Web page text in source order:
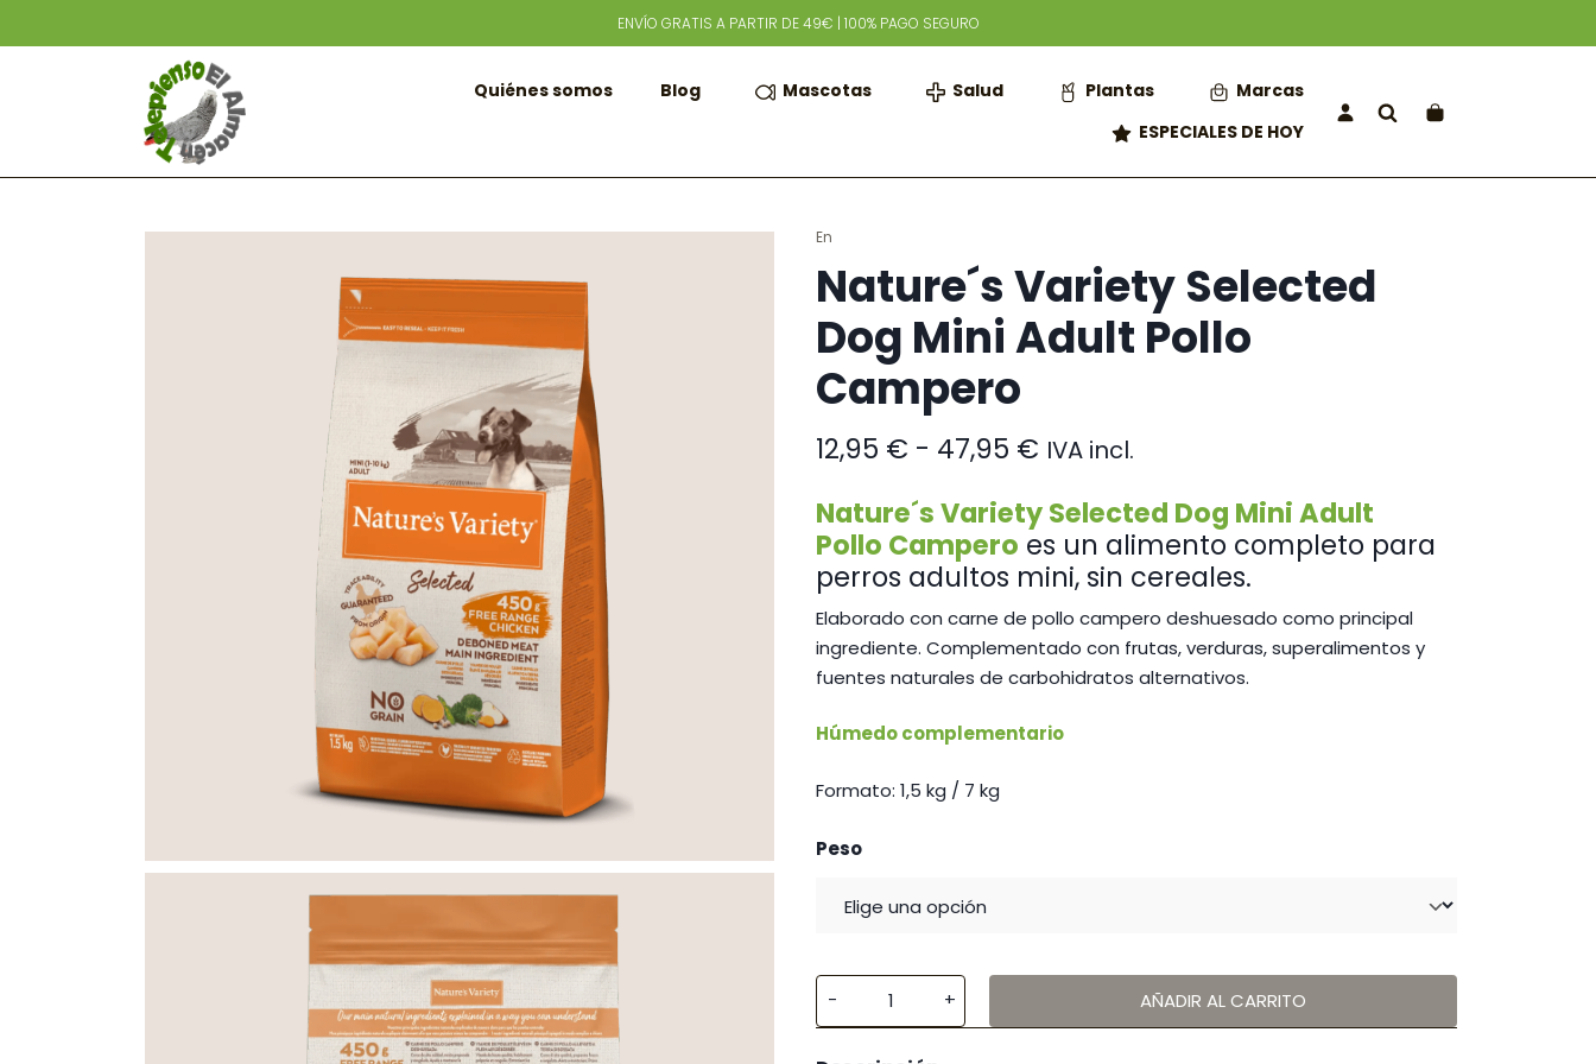
ENVÍO GRATIS A PARTIR DE 49€ | 100% PAGO SEGURO
Quiénes somos Blog Mascotas Salud Plantas
Marcas
ESPECIALES DE HOY
En
Nature´s Variety Selected
Dog Mini Adult Pollo
Campero
12,95 € - 47,95 € Rango
precios:
desde
12,95 €
hasta
47,95 €
IVA incl.
Nature´s Variety Selected Dog Mini Adult
Pollo Campero es un alimento completo para
perros adultos mini, sin cereales.
Elaborado con carne de pollo campero deshuesado como principal
ingrediente. Complementado con frutas, verduras, superalimentos y
fuentes naturales de carbohidratos alternativos.
Húmedo complementario
Formato: 1,5 kg / 7 kg
Peso
AÑADIR AL CARRITO